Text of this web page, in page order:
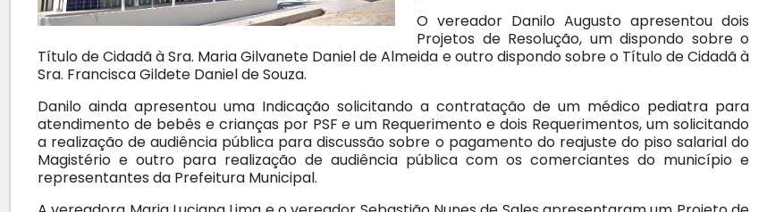
O vereador Danilo Augusto apresentou dois
Projetos de Resolução, um dispondo sobre o
Título de Cidadã à Sra. Maria Gilvanete Daniel de Almeida e outro dispondo sobre o Título de Cidadã à
Sra. Francisca Gildete Daniel de Souza.
Danilo ainda apresentou uma Indicação solicitando a contratação de um médico pediatra para
atendimento de bebês e crianças por PSF e um Requerimento e dois Requerimentos, um solicitando
a realização de audiência pública para discussão sobre o pagamento do reajuste do piso salarial do
Magistério e outro para realização de audiência pública com os comerciantes do município e
representantes da Prefeitura Municipal.